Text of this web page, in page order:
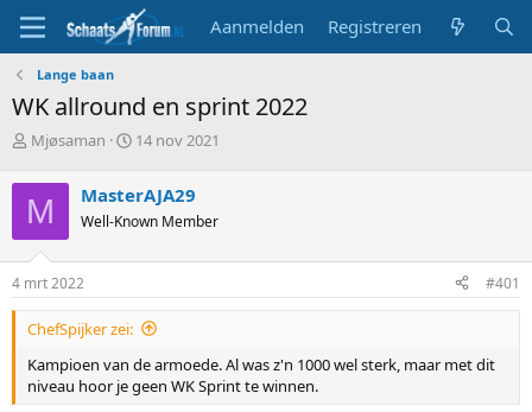
Aanmelden Registreren
Lange baan
WK allround en sprint 2022
T
p
i
c
s
t
a
r
t
r
Mjøsaman
S
r
t
a
u
m
14 nov 2021
M MasterAJA29
Well-Known Member
4 mrt 2022 #401
ChefSpijker zei:
Kampioen van de armoede. Al was z'n 1000 wel sterk, maar met dit
niveau hoor je geen WK Sprint te winnen.